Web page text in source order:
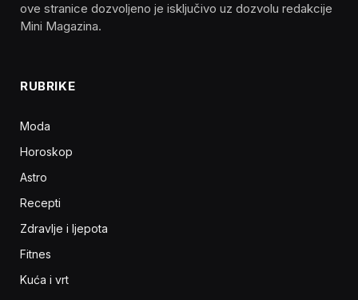
ove stranice dozvoljeno je isključivo uz dozvolu redakcije
Mini Magazina.
RUBRIKE
Moda
Horoskop
Astro
Recepti
Zdravlje i ljepota
Fitnes
Kuća i vrt